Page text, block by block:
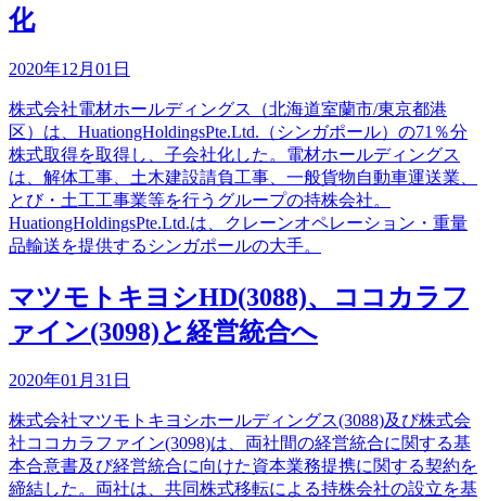
化
2020年12月01日
株式会社電材ホールディングス（北海道室蘭市/東京都港
区）は、HuationgHoldingsPte.Ltd.（シンガポール）の71％分
株式取得を取得し、子会社化した。電材ホールディングス
は、解体工事、土木建設請負工事、一般貨物自動車運送業、
とび・土工工事業等を行うグループの持株会社。
HuationgHoldingsPte.Ltd.は、クレーンオペレーション・重量
品輸送を提供するシンガポールの大手。
マツモトキヨシHD(3088)、ココカラフ
ァイン(3098)と経営統合へ
2020年01月31日
株式会社マツモトキヨシホールディングス(3088)及び株式会
社ココカラファイン(3098)は、両社間の経営統合に関する基
本合意書及び経営統合に向けた資本業務提携に関する契約を
締結した。両社は、共同株式移転による持株会社の設立を基